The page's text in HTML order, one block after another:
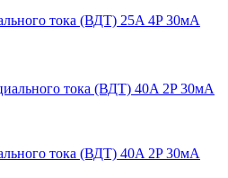
тока (ВДТ) 25A 4P 30мА
тока (ВДТ) 40A 2P 30мА